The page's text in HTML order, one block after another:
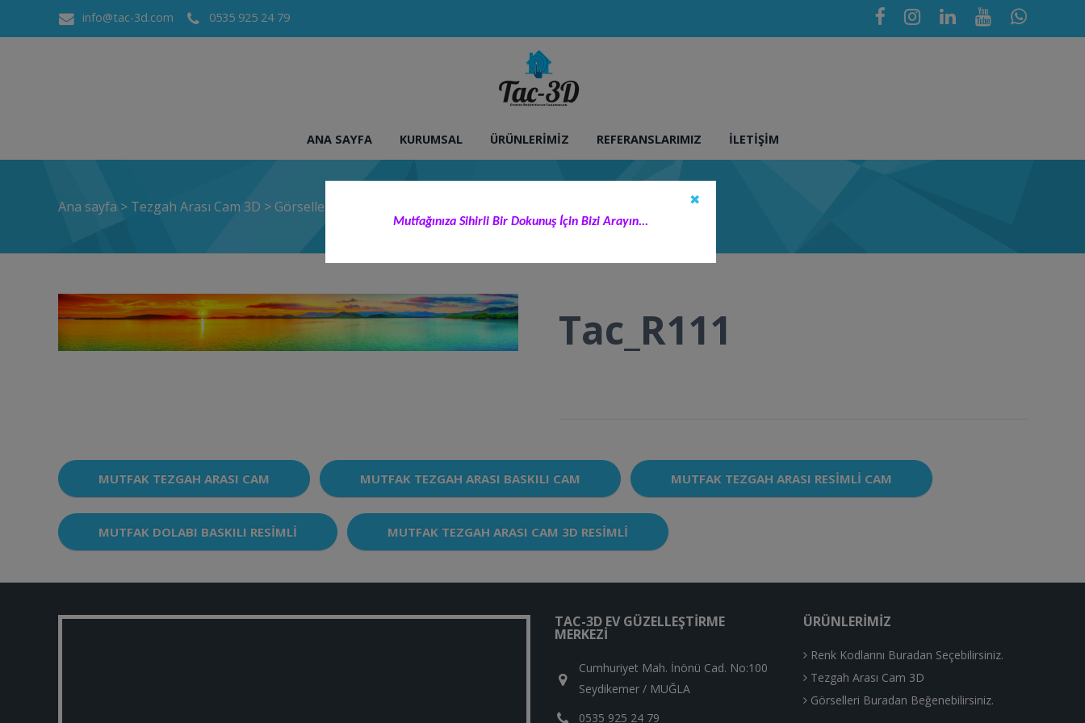
info@tac-3d.com 0535 925 24 79
ANA SAYFA KURUMSAL ÜRÜNLERIMIZ REFERANSLARIMIZ İLETIŞIM
Ana sayfa > Tezgah Arası Cam 3D > Görselleri Buradan Beğenebilirsiniz.
Tac_R111
MUTFAK TEZGAH ARASI CAM MUTFAK TEZGAH ARASI BASKILI CAM MUTFAK TEZGAH ARASI RESIMLI CAM
MUTFAK DOLABI BASKILI RESIMLI MUTFAK TEZGAH ARASI CAM 3D RESIMLI
TAC-3D EV GÜZELLEŞTIRME
MERKEZI
Cumhuriyet Mah. İnönü Cad. No:100
Seydikemer / MUĞLA
0535 925 24 79
ÜRÜNLERIMIZ
Renk Kodlarını Buradan Seçebilirsiniz.
Tezgah Arası Cam 3D
Görselleri Buradan Beğenebilirsiniz.
Mutfağınıza Sihirli Bir Dokunuş İçin Bizi Arayın...
✖